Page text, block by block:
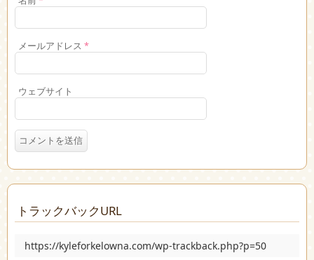
メールアドレス *
ウェブサイト
トラックバックURL
https://kyleforkelowna.com/wp-trackback.php?p=50